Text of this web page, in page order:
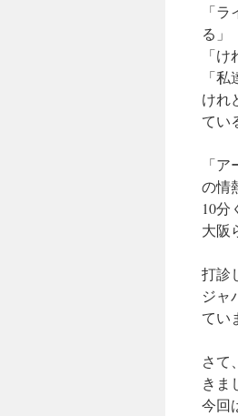
「
る」
「
「
けれ
てい
「
の情
10分
大阪
打診
ジャ
てい
さて
きま
今回